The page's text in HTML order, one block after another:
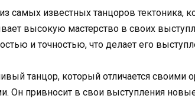
самых известных танцоров тектоника,
высокую мастерство в своих
и точностью, что делает его
танцор, который отличается своими
Он привносит в свои выступления